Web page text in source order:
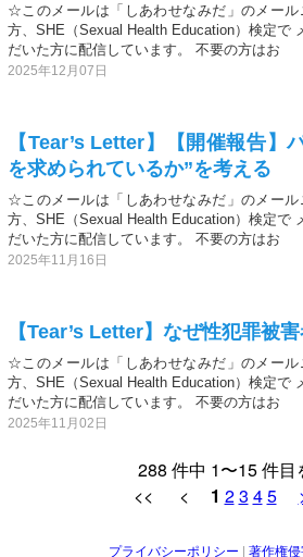
☆このメールは「しあわせなみだ」のメー
方、SHE（Sexual Health Education）検定で
だいた方に配信しています。 不要の方はお
2025年12月07日
【Tear’s Letter】【開催報告】
を求められているか”を考える
☆このメールは「しあわせなみだ」のメー
方、SHE（Sexual Health Education）検定で
だいた方に配信しています。 不要の方はお
2025年11月16日
【Tear’s Letter】なぜ性犯罪被
☆このメールは「しあわせなみだ」のメー
方、SHE（Sexual Health Education）検定で
だいた方に配信しています。 不要の方はお
2025年11月02日
288 件中 1〜15 件目
<< < 1 23 45
プライバシーポリシー | 著作権